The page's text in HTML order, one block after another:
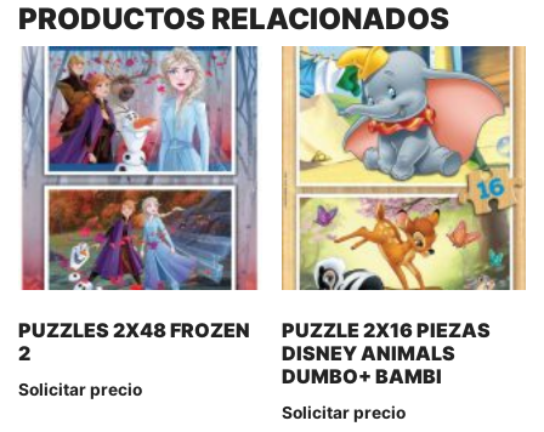
PRODUCTOS RELACIONADOS
PUZZLES 2X48 FROZEN
2
Solicitar precio
PUZZLE 2X16 PIEZAS
DISNEY ANIMALS
DUMBO+ BAMBI
Solicitar precio